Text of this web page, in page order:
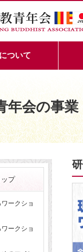
ついて
年会の事業
プ
ークショ
ークショ